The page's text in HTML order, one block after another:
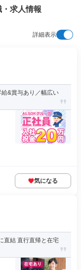
求人情報
詳細表示
&賞与あり／幅広い
気になる
直結 直行直帰と在宅